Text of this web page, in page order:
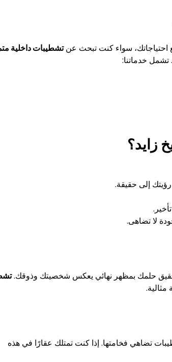
احتياجاتك، سواء كنت تبحث عنتشطيبات داخلية
خدماتنا:
زايد؟
إلى حقيقة.
لا تضاهى.
حلمك بمظهر نهائي يعكس شخصيتك وذوقك.
تضاهي فخامتها. إذا كنت تمتلك عقارًا في هذه